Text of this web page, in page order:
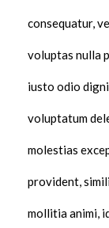
consequatur,
voluptas nulla
iusto odio
voluptatum
molestias
provident,
mollitia animi,